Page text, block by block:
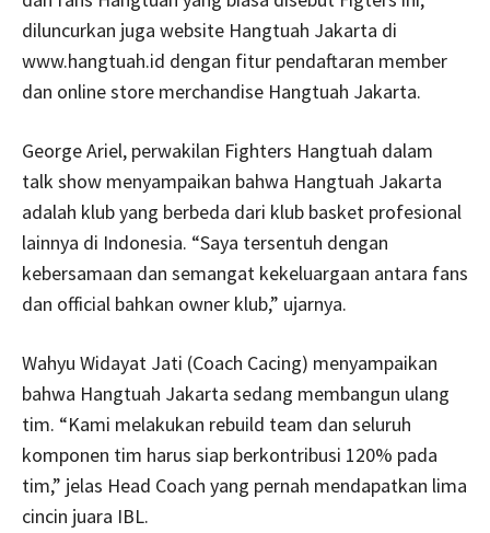
diluncurkan juga website Hangtuah Jakarta di
www.hangtuah.id dengan fitur pendaftaran member
dan online store merchandise Hangtuah Jakarta.
George Ariel, perwakilan Fighters Hangtuah dalam
talk show menyampaikan bahwa Hangtuah Jakarta
adalah klub yang berbeda dari klub basket profesional
lainnya di Indonesia. “Saya tersentuh dengan
kebersamaan dan semangat kekeluargaan antara fans
dan official bahkan owner klub,” ujarnya.
Wahyu Widayat Jati (Coach Cacing) menyampaikan
bahwa Hangtuah Jakarta sedang membangun ulang
tim. “Kami melakukan rebuild team dan seluruh
komponen tim harus siap berkontribusi 120% pada
tim,” jelas Head Coach yang pernah mendapatkan lima
cincin juara IBL.